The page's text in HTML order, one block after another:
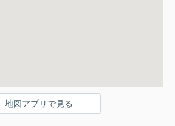
地図アプリで見る